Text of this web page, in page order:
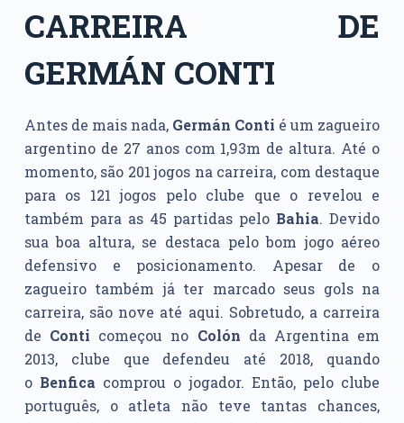
CARREIRA DE
GERMÁN CONTI
Antes de mais nada, Germán Conti é um zagueiro
argentino de 27 anos com 1,93m de altura. Até o
momento, são 201 jogos na carreira, com destaque
para os 121 jogos pelo clube que o revelou e
também para as 45 partidas pelo Bahia. Devido
sua boa altura, se destaca pelo bom jogo aéreo
defensivo e posicionamento. Apesar de o
zagueiro também já ter marcado seus gols na
carreira, são nove até aqui. Sobretudo, a carreira
de Conti começou no Colón da Argentina em
2013, clube que defendeu até 2018, quando
o Benfica comprou o jogador. Então, pelo clube
português, o atleta não teve tantas chances,